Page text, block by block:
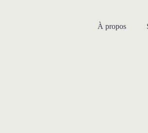
À propos